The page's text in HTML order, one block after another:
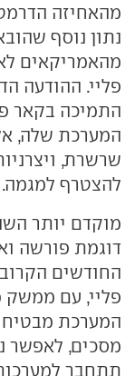
מהאחיזה
מהאמריקאים
התמיכה בקאר
המערכת שלה,
שרשרת,
להצטרף למגמה.
דוגמת פורשה
החודשים
פליי, עם ממשק
המערכת מבטיח
מסכים, לאפשר
תתחבר